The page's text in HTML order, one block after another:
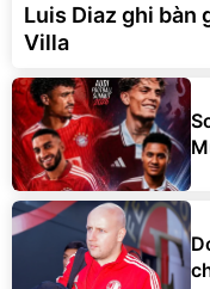
Luis Diaz ghi bàn
Villa